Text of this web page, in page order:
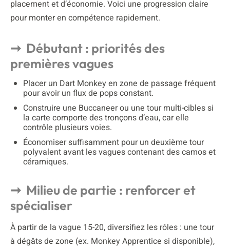
placement et d’économie. Voici une progression claire
pour monter en compétence rapidement.
Débutant : priorités des
premières vagues
Placer un Dart Monkey en zone de passage fréquent
pour avoir un flux de pops constant.
Construire une Buccaneer ou une tour multi-cibles si
la carte comporte des tronçons d’eau, car elle
contrôle plusieurs voies.
Économiser suffisamment pour un deuxième tour
polyvalent avant les vagues contenant des camos et
céramiques.
Milieu de partie : renforcer et
spécialiser
À partir de la vague 15-20, diversifiez les rôles : une tour
à dégâts de zone (ex. Monkey Apprentice si disponible),